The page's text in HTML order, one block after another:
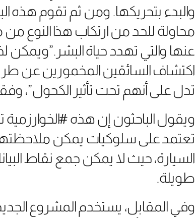
والبدء بتحريكها. ومن ثم تقوم هذه
محاولة للحد من ارتكاب هذا النوع من
عنها والتي تهدد حياة البشر.”ويمكن
اكتشاف السائقين المخمورين عن
تدل على أنهم تحت تأثير الكحول”،
ويقول الباحثون إن هذه #الخوارزمية
تعتمد على سلوكيات يمكن
السيارة، حيث لا يمكن جمع نقاط
طويلة.
وفي المقابل، يستخدم المشروع الجديد